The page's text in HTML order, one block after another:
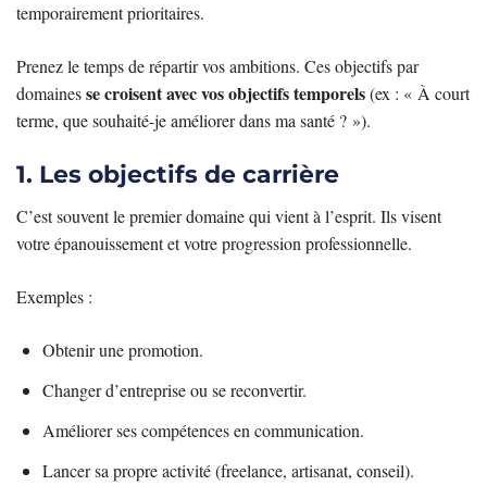
temporairement prioritaires.
Prenez le temps de répartir vos ambitions. Ces objectifs par
domainesse croisent avec vos objectifs temporels(ex : « À court
terme, que souhaité-je améliorer dans ma santé ? »).
1. Les objectifs de carrière
C’est souvent le premier domaine qui vient à l’esprit. Ils visent
votre épanouissement et votre progression professionnelle.
Exemples :
Obtenir une promotion.
Changer d’entreprise ou se reconvertir.
Améliorer ses compétences en communication.
Lancer sa propre activité (freelance, artisanat, conseil).